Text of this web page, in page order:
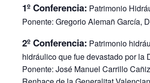
1º Conferencia: Patrimonio
Ponente: Gregorio Alemañ García,
2º Conferencia: Patrimonio
hidráulico que fue devastado por la
Ponente: José Manuel Carrillo